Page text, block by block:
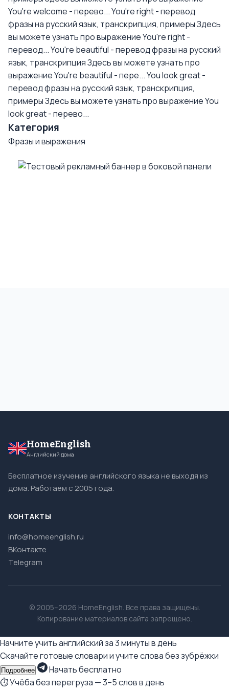
You're welcome - перево...You're right - перевод
фразы на русский язык, транскрипция, примерыЗдесь
вы можете узнать про выражение You're right -
перевод...You're beautiful - перевод фразы на русский
язык, транскрипцияЗдесь вы можете узнать про
выражение You're beautiful - пере...You look great -
перевод фразы на русский язык, транскрипция,
примерыЗдесь вы можете узнать про выражение You
look great - перево...
Категория
Фразы и выражения
HomeEnglish
Английский дома
Бесплатное изучение английского языка не выходя из
дома. Работаем с 2005 года.
КОНТАКТЫ
info@homeenglish.ru
ВКонтакте
Telegram
© 2005–2026 HomeEnglish. Все права защищены.
Копирование материалов сайта запрещено.
Начните учить английский за 3 минуты в день
Скачайте готовые словари и учите слова без зубрёжки
Подробнее
Начать бесплатно
⏱ Учёба без перегруза — 3–5 слов в день